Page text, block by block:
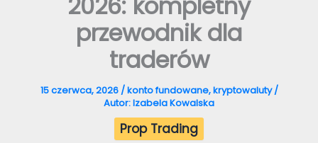
przewodnik dla
traderów
15 czerwca, 2026 /konto fundowane,kryptowaluty/
Autor:Izabela Kowalska
Prop Trading